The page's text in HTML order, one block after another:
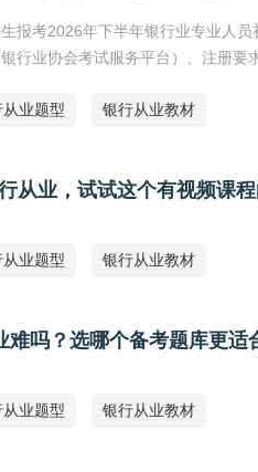
报考2026年下半年银行业专业人
行业协会考试服务平台）、注册要
业题型 银行从业教材
从业，试试这个有视频课程
业题型 银行从业教材
难吗？选哪个备考题库更适
业题型 银行从业教材